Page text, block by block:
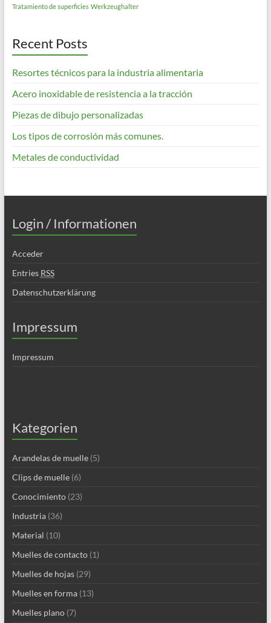
Tratamiento de superficies Werkzeughalter
Recent Posts
Resortes técnicos para la industria alimentaria
Acero inoxidable de resistencia a la tracción
Piezas de dibujo personalizadas
Los tipos de corrosión más comunes.
Metales de conductividad
Login / Informationen
Acceder
Entries RSS
Datenschutzerklärung
Impressum
Impressum
Kategorien
Arandelas de muelle(5)
Clips de muelle(6)
Conocimiento(23)
Industria(36)
Material (10)
Muelles de contacto(1)
Muelles de hojas(29)
Muelles en forma(13)
Muelles plano(7)